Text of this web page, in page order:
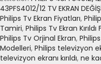
43PFS4012/12 TV EKRAN
Philips Tv Ekran Fiyatları,
Tamiri, Philips Tv Ekran Kırıldı
Philips Tv Orjinal Ekran,
Modelleri, Philips televizyon
televizyon ekranı kırıldı, ne